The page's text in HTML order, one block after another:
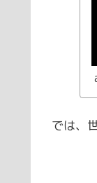
では、